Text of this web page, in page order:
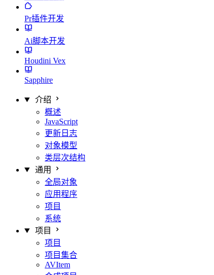
Pr插件开发
Ai脚本开发
Houdini Vex
Sapphire
介绍
概述
JavaScript
更新日志
对象模型
类层次结构
通用
全局对象
应用程序
项目
系统
项目
项目
项目集合
AVItem